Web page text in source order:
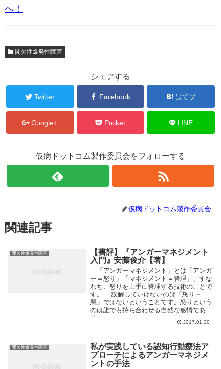
へ！
間欠性爆発性障害
シェアする
Twitter Facebook はてブ
Google+ Pocket LINE
仮病ドットコム製作委員会をフォローする
仮病ドットコム製作委員会
関連記事
間欠性爆発性障害
【書評】『アンガーマネジメント
入門』安藤俊介【著】
「アンガーマネジメント」とは「アンガ
ー＝怒り」「マネジメント＝管理」、すな
わち、怒りを上手に管理する技術のことで
す。 誤解していけないのは「怒り＝
悪」ではないということです。怒りという
のは誰でも持ち合わせる自然な感情であ
り...
2017.01.30
間欠性爆発性障害
私が実践している認知行動療法ア
プローチによるアンガーマネジメ
ントの手法